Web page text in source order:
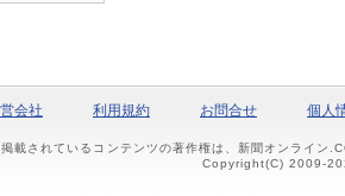
会社 利用規約 お問合せ 個人
載されているコンテンツの著作権は、新聞オンライン
Copyright(C) 2009-